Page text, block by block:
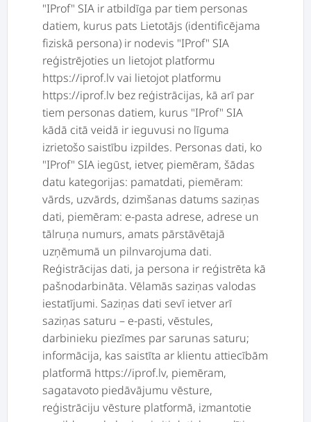
"IProf" SIA ir atbildīga par tiem personas
datiem, kurus pats Lietotājs (identificējama
fiziskā persona) ir nodevis "IProf" SIA
reģistrējoties un lietojot platformu
https://iprof.lv vai lietojot platformu
https://iprof.lv bez reģistrācijas, kā arī par
tiem personas datiem, kurus "IProf" SIA
kādā citā veidā ir ieguvusi no līguma
izrietošo saistību izpildes. Personas dati, ko
"IProf" SIA iegūst, ietver, piemēram, šādas
datu kategorijas: pamatdati, piemēram:
vārds, uzvārds, dzimšanas datums saziņas
dati, piemēram: e-pasta adrese, adrese un
tālruņa numurs, amats pārstāvētajā
uzņēmumā un pilnvarojuma dati.
Reģistrācijas dati, ja persona ir reģistrēta kā
pašnodarbināta. Vēlamās saziņas valodas
iestatījumi. Saziņas dati sevī ietver arī
saziņas saturu – e-pasti, vēstules,
darbinieku piezīmes par sarunas saturu;
informācija, kas saistīta ar klientu attiecībām
platformā https://iprof.lv, piemēram,
sagatavoto piedāvājumu vēsture,
reģistrāciju vēsture platformā, izmantotie